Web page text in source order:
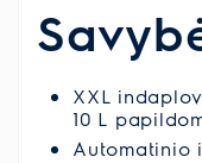
XXL
10 L
Automatinio